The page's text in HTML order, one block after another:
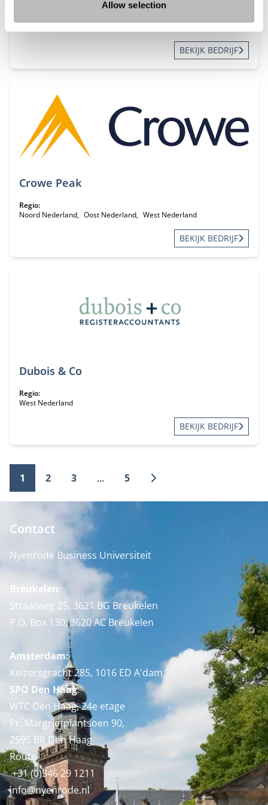
Allow selection
BEKIJK BEDRIJF
Crowe Peak
Regio:
Noord Nederland
Oost Nederland West Nederland
BEKIJK BEDRIJF
Dubois & Co
Regio:
West Nederland
BEKIJK BEDRIJF
1 2 3 ... 5
Contact
Nyenrode Business Universiteit
Breukelen:
Straatweg 25, 3621 BG Breukelen
P.O. Box 130, 3620 AC Breukelen
Amsterdam:
Keizersgracht 285, 1016 ED A'dam
SPO Den Haag:
WTC Den Haag, 24e etage
Pr. Margrietplantsoen 90,
2595 BR Den Haag
Route
+31 (0)346 29 1211
info@nyenrode.nl